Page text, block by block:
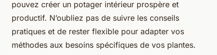
pouvez créer un potager intérieur prospère et
productif. N’oubliez pas de suivre les conseils
pratiques et de rester flexible pour adapter vos
méthodes aux besoins spécifiques de vos plantes.